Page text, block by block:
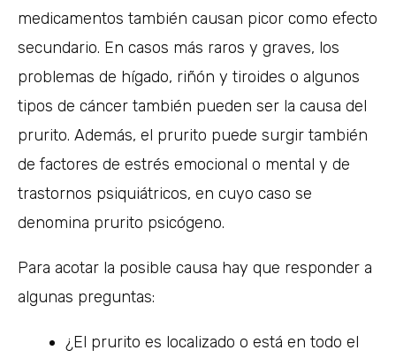
medicamentos también causan picor como efecto
secundario. En casos más raros y graves, los
problemas de hígado, riñón y tiroides o algunos
tipos de cáncer también pueden ser la causa del
prurito. Además, el prurito puede surgir también
de factores de estrés emocional o mental y de
trastornos psiquiátricos, en cuyo caso se
denomina prurito psicógeno.
Para acotar la posible causa hay que responder a
algunas preguntas:
¿El prurito es localizado o está en todo el